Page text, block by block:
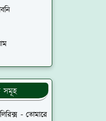
সমূহ
- তোমারে